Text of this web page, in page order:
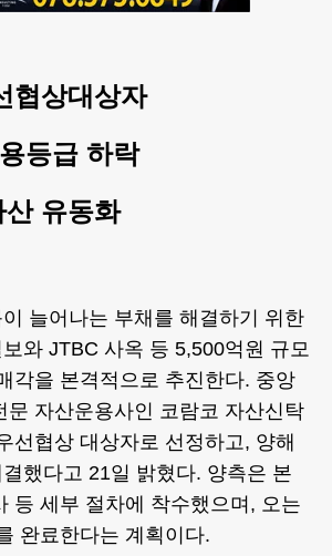
협상대상자
등급 하락
유동화
늘어나는 부채를 해결하기 위한
와 JTBC 사옥 등 5,500억원 규모
각을 본격적으로 추진한다. 중앙
문 자산운용사인 코람코 자산신탁
선협상 대상자로 선정하고, 양해
했다고 21일 밝혔다. 양측은 본
등 세부 절차에 착수했으며, 오는
완료한다는 계획이다.